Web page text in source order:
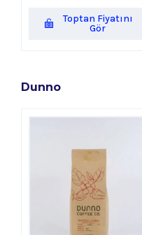
Toptan Fiyatını
Gör
Dunno